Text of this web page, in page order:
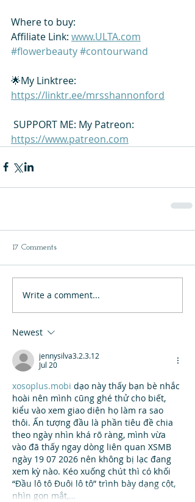
Where to buy:
Affiliate Link: www.ULTA.com
#flowerbeauty#contourwand
🌟My Linktree:
https://linktr.ee/mrsshannonford
SUPPORT ME: My Patreon:
https://www.patreon.com
17 Comments
Write a comment...
Newest
jennysilva3.2.3.12
Jul 20
xosoplus.mobi dạo này thấy bạn bè nhắc
hoài nên mình cũng ghé thử cho biết,
kiểu vào xem giao diện họ làm ra sao
thôi. Ấn tượng đầu là phần tiêu đề chia
theo ngày nhìn khá rõ ràng, mình vừa
vào đã thấy ngay dòng liên quan XSMB
ngày 19 07 2026 nên không bị lạc đang
xem kỳ nào. Kéo xuống chút thì có khối
“Đầu lô tô Đuôi lô tô” trình bày dạng cột,
nhìn gọn mắt,…